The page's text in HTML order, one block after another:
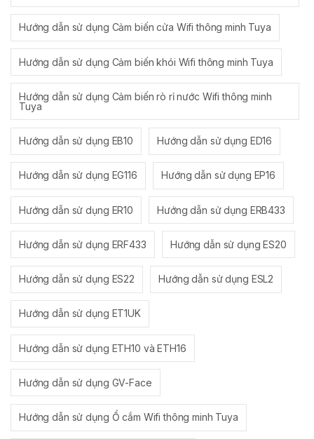
Hướng dẫn sử dụng Cảm biến cửa Wifi thông minh Tuya
Hướng dẫn sử dụng Cảm biến khói Wifi thông minh Tuya
Hướng dẫn sử dụng Cảm biến rò rỉ nước Wifi thông minh
Tuya
Hướng dẫn sử dụng EB10 Hướng dẫn sử dụng ED16
Hướng dẫn sử dụng EG116 Hướng dẫn sử dụng EP16
Hướng dẫn sử dụng ER10 Hướng dẫn sử dụng ERB433
Hướng dẫn sử dụng ERF433 Hướng dẫn sử dụng ES20
Hướng dẫn sử dụng ES22 Hướng dẫn sử dụng ESL2
Hướng dẫn sử dụng ET1UK
Hướng dẫn sử dụng ETH10 và ETH16
Hướng dẫn sử dụng GV-Face
Hướng dẫn sử dụng Ổ cắm Wifi thông minh Tuya